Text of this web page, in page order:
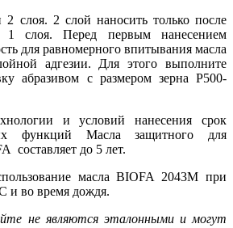
слоя. 2 слой наносить только после
1 слоя. Перед первым нанесением
для равномерного впитывания масла
адгезии. Для этого выполните
абразивом с размером зерна P500-
и условий нанесения срок
функций Масла защитного для
составляет до 5 лет.
масла BIOFA 2043М при
и во время дождя.
не являются эталонными и могут